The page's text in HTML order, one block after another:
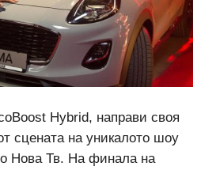
Hybrid, направи своя
сцената на уникалото шоу
Нова Тв. На финала на